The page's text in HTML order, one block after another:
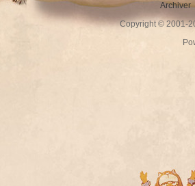
Archiver
Copyright © 2001-